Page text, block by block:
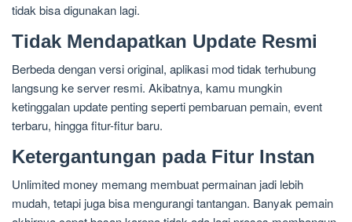
tidak bisa digunakan lagi.
Tidak Mendapatkan Update Resmi
Berbeda dengan versi original, aplikasi mod tidak terhubung
langsung ke server resmi. Akibatnya, kamu mungkin
ketinggalan update penting seperti pembaruan pemain, event
terbaru, hingga fitur-fitur baru.
Ketergantungan pada Fitur Instan
Unlimited money memang membuat permainan jadi lebih
mudah, tetapi juga bisa mengurangi tantangan. Banyak pemain